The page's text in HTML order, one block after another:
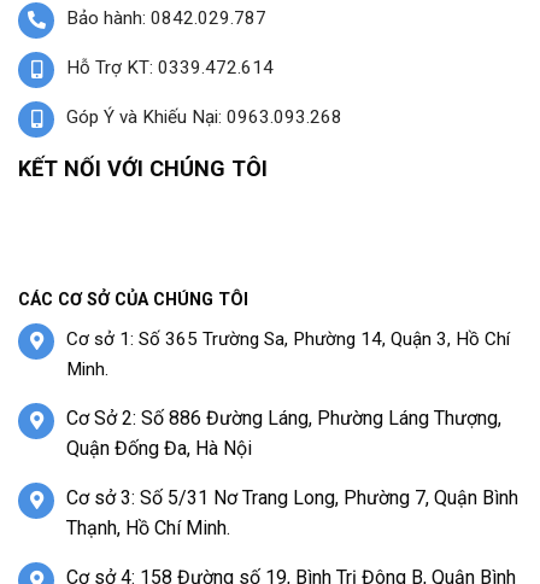
Bảo hành: 0842.029.787
Hỗ Trợ KT: 0339.472.614
Góp Ý và Khiếu Nại: 0963.093.268
KẾT NỐI VỚI CHÚNG TÔI
CÁC CƠ SỞ CỦA CHÚNG TÔI
Cơ sở 1: Số 365 Trường Sa, Phường 14, Quận 3, Hồ Chí
Minh.
Cơ Sở 2: Số 886 Đường Láng, Phường Láng Thượng,
Quận Đống Đa, Hà Nội
Cơ sở 3: Số 5/31 Nơ Trang Long, Phường 7, Quận Bình
Thạnh, Hồ Chí Minh.
Cơ sở 4: 158 Đường số 19, Bình Trị Đông B, Quận Bình